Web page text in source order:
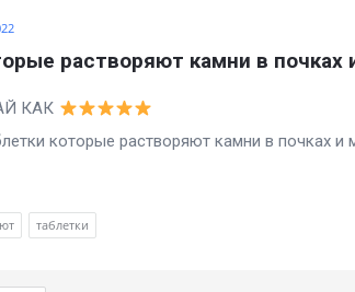
растворяют камни в почках
КАК
которые растворяют камни в почках и
таблетки